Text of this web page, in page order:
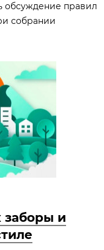
обсуждение правил
собрании
заборы и